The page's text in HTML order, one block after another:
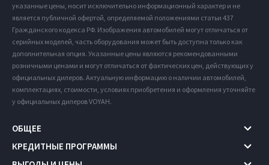
указанные цены, носит исключительно информационный характер и не
является публичной офертой, определяемой положениями статьи 437
Гражданского кодекса РФ. Изображения автомобилей могут отличаться от
серийных моделей, часть оборудования может быть доступна только как
дополнительная опция. Указанные цены являются рекомендованными
розничными ценами и могут отличаться от фактических цен, действующих у
официальных дилеров. Актуальную информацию о наличии автомобилей,
комплектациях, стоимости, условиях приобретения и оформления уточняйте
у официальных дилеров VOYAH.
ОБЩЕЕ
КРЕДИТНЫЕ ПРОГРАММЫ